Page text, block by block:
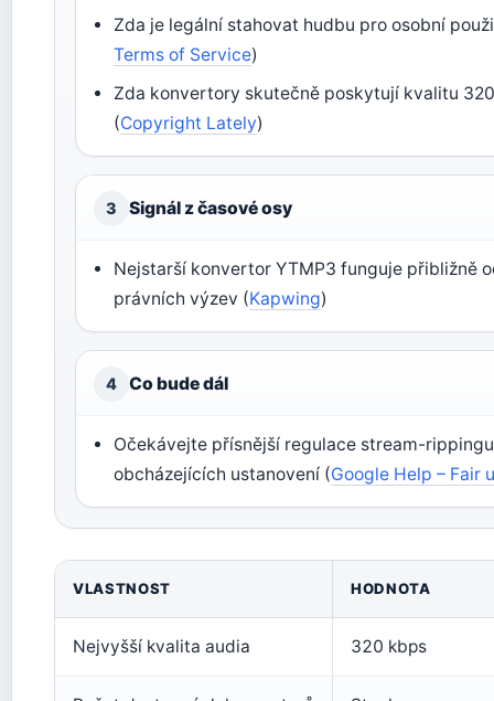
Zda je legální stahovat hudbu pro osobní
Terms of Service)
Zda konvertory skutečně poskytují kvalitu
(Copyright Lately)
3 Signál z časové osy
Nejstarší konvertor YTMP3 funguje přibližně
právních výzev (Kapwing)
4 Co bude dál
Očekávejte přísnější regulace stream-
obcházejících ustanovení (Google Help – Fair
VLASTNOST HODNOTA
Nejvyšší kvalita audia 320 kbps